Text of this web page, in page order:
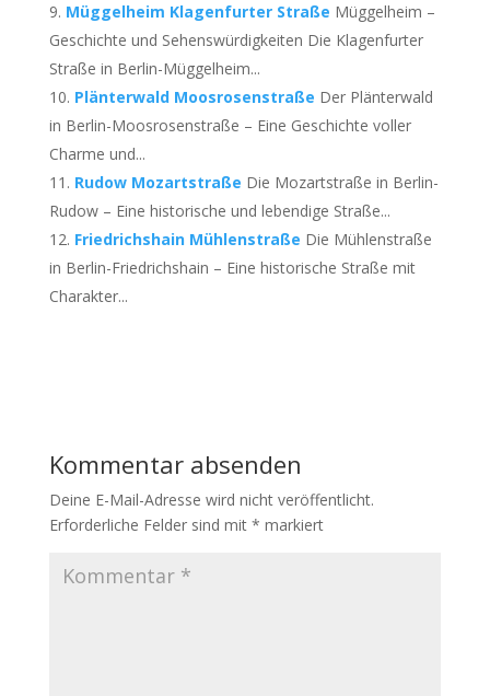
Müggelheim Klagenfurter Straße Müggelheim –
Geschichte und Sehenswürdigkeiten Die Klagenfurter
Straße in Berlin-Müggelheim...
Plänterwald Moosrosenstraße Der Plänterwald
in Berlin-Moosrosenstraße – Eine Geschichte voller
Charme und...
Rudow Mozartstraße Die Mozartstraße in Berlin-
Rudow – Eine historische und lebendige Straße...
Friedrichshain Mühlenstraße Die Mühlenstraße
in Berlin-Friedrichshain – Eine historische Straße mit
Charakter...
Kommentar absenden
Deine E-Mail-Adresse wird nicht veröffentlicht.
Erforderliche Felder sind mit * markiert